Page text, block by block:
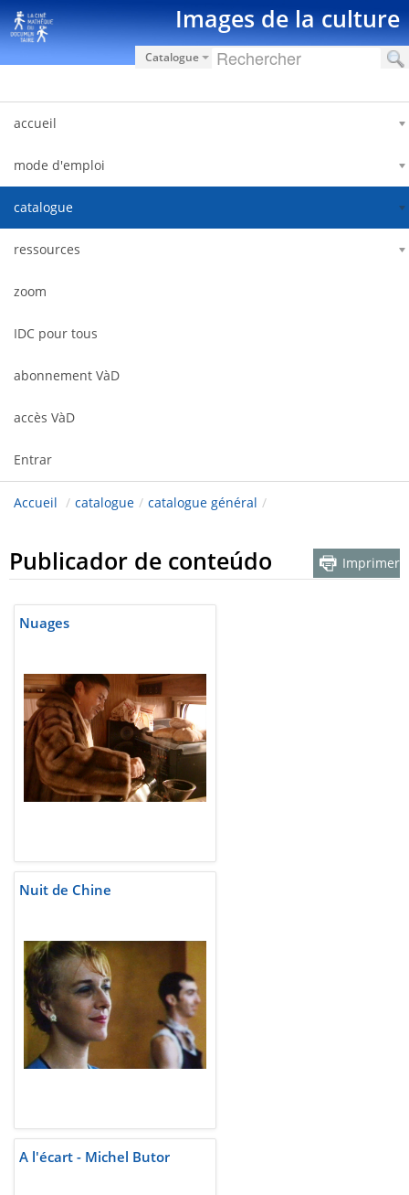
Pular para o conteúdo Images de la culture
Catalogue
accueil
mode d'emploi
catalogue
ressources
zoom
IDC pour tous
abonnement VàD
accès VàD
Entrar
Accueil / catalogue / catalogue général /
Publicador de conteúdo Imprimer
Nuages
Nuit de Chine
A l'écart - Michel Butor